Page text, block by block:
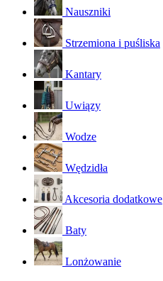
Nauszniki
Strzemiona i puśliska
Kantary
Uwiązy
Wodze
Wędzidła
Akcesoria dodatkowe
Baty
Lonżowanie